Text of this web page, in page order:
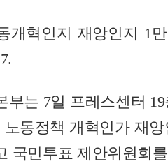
개혁인지 재앙인지 1
부는 7일 프레스센터
동정책 개혁인가 재앙
국민투표 제안위원회